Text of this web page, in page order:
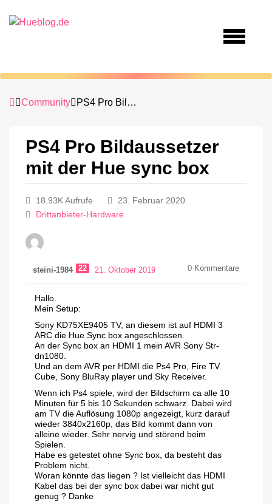
Community PS4 Pro Bildaussetzer mit der Hue sync box
PS4 Pro Bildaussetzer
mit der Hue sync box
18.93K Aufrufe
23. Februar 2020
Drittanbieter-Hardware
steini-1984 22 21. Oktober 2019 0 Kommentare
Hallo.
Mein Setup:
Sony KD75XE9405 TV, an diesem ist auf HDMI 3
ARC die Hue Sync box angeschlossen.
An der Sync box an HDMI 1 mein AVR Sony Str-
dn1080.
Und an dem AVR per HDMI die Ps4 Pro, Fire TV
Cube, Sony BluRay player und Sky Receiver.
Wenn ich Ps4 spiele, wird der Bildschirm ca alle 10
Minuten für 5 bis 10 Sekunden schwarz. Dabei wird
am TV die Auflösung 1080p angezeigt, kurz darauf
wieder 3840x2160p, das Bild kommt dann von
alleine wieder. Sehr nervig und störend beim
Spielen.
Habe es getestet ohne Sync box, da besteht das
Problem nicht.
Woran könnte das liegen ? Ist vielleicht das HDMI
Kabel das bei der sync box dabei war nicht gut
genug ? Danke